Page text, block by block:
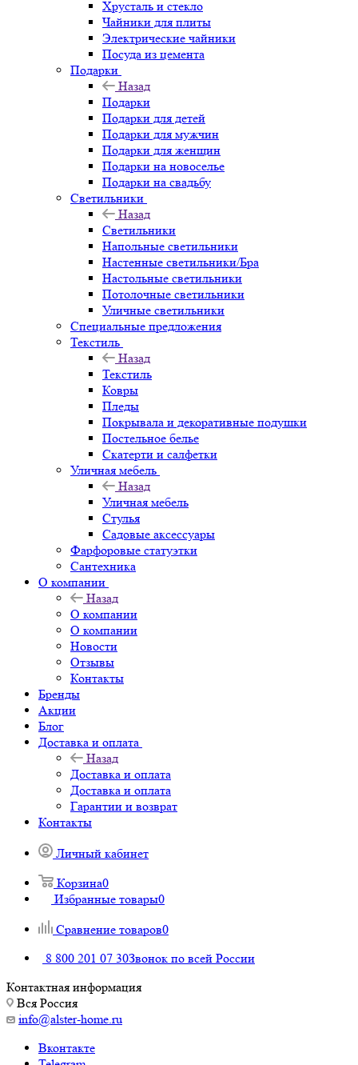
Хрусталь и стекло
Чайники для плиты
Электрические чайники
Посуда из цемента
Подарки
Назад
Подарки
Подарки для детей
Подарки для мужчин
Подарки для женщин
Подарки на новоселье
Подарки на свадьбу
Светильники
Назад
Светильники
Напольные светильники
Настенные светильники/Бра
Настольные светильники
Потолочные светильники
Уличные светильники
Специальные предложения
Текстиль
Назад
Текстиль
Ковры
Пледы
Покрывала и декоративные подушки
Постельное белье
Скатерти и салфетки
Уличная мебель
Назад
Уличная мебель
Стулья
Садовые аксессуары
Фарфоровые статуэтки
Сантехника
О компании
Назад
О компании
О компании
Новости
Отзывы
Контакты
Бренды
Акции
Блог
Доставка и оплата
Назад
Доставка и оплата
Доставка и оплата
Гарантии и возврат
Контакты
Личный кабинет
Корзина0
Избранные товары0
Сравнение товаров0
8 800 201 07 30Звонок по всей России
Контактная информация
Вся Россия
info@alster-home.ru
Вконтакте